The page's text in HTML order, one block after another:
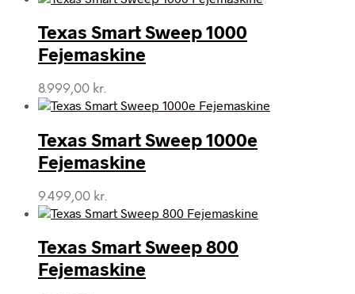
Texas Smart Sweep 1000
Fejemaskine
8.999,00 kr.
Texas Smart Sweep 1000e
Fejemaskine
9.499,00 kr.
Texas Smart Sweep 800
Fejemaskine